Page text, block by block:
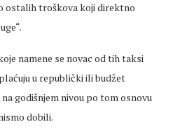
ostalih troškova koji direktno
namene se novac od tih taksi
u republički ili budžet
godišnjem nivou po tom osnovu
dobili.